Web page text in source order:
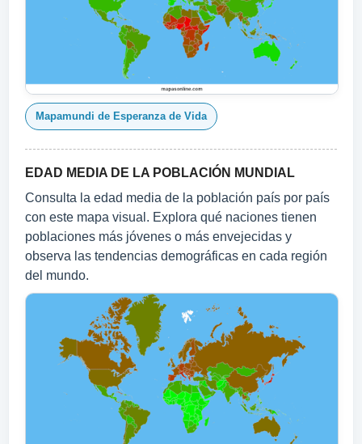
Mapamundi de Esperanza de Vida
EDAD MEDIA DE LA POBLACIÓN MUNDIAL
Consulta la edad media de la población país por país
con este mapa visual. Explora qué naciones tienen
poblaciones más jóvenes o más envejecidas y
observa las tendencias demográficas en cada región
del mundo.